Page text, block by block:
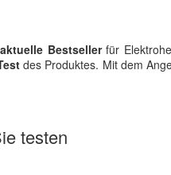
Bestsellerfür
des Produktes. Mit dem
testen